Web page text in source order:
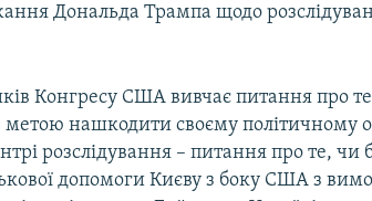
Дональда Трампа щодо
Конгресу США вивчає питання про
метою нашкодити своєму політичному
розслідування – питання про те, чи
допомоги Києву з боку США з